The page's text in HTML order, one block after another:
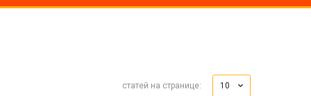
статей на странице: 10